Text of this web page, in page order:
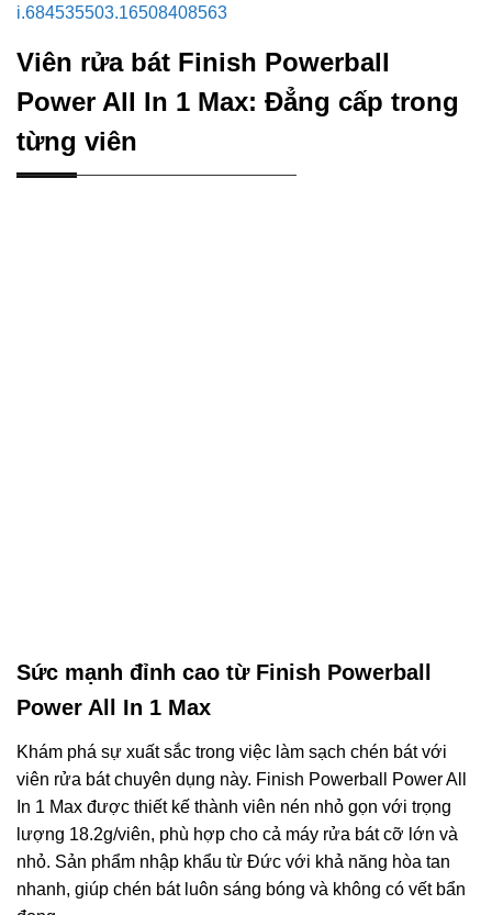
i.684535503.16508408563
Viên rửa bát Finish Powerball
Power All In 1 Max: Đẳng cấp trong
từng viên
Sức mạnh đỉnh cao từ Finish Powerball
Power All In 1 Max
Khám phá sự xuất sắc trong việc làm sạch chén bát với
viên rửa bát chuyên dụng này. Finish Powerball Power All
In 1 Max được thiết kế thành viên nén nhỏ gọn với trọng
lượng 18.2g/viên, phù hợp cho cả máy rửa bát cỡ lớn và
nhỏ. Sản phẩm nhập khẩu từ Đức với khả năng hòa tan
nhanh, giúp chén bát luôn sáng bóng và không có vết bẩn